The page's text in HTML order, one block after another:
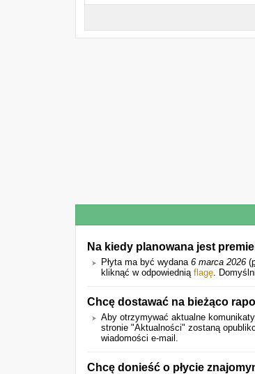
Na kiedy planowana jest
Płyta ma być wydana 6 marca 2026 (
kliknąć w odpowiednią flagę.
Chcę dostawać na bieżąco
Aby otrzymywać aktualne
stronie "Aktualności" zostaną
wiadomości e-mail.
Chcę donieść o płycie